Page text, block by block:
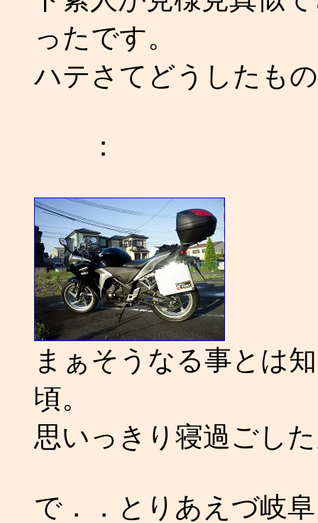
ったです。
ハテさてどうしたも
：
まぁそうなる事とは
頃。
思いっきり寝過ごし
で．．とりあえづ岐